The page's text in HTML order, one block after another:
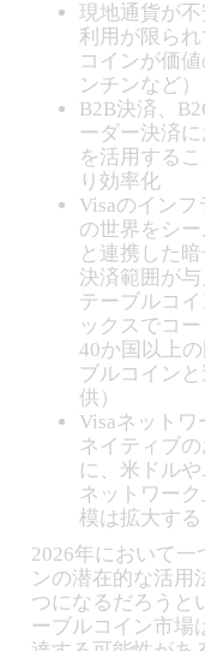
現地通貨が
利用が限ら
コインが価
ンチンなど）
B2B決済、
ーダー決済
を活用する
り効率化
Visaのイン
の世界をシ
と連携した
決済範囲が
テーブルコ
ックスでコ
40か国以上
ブルコイン
供）
Visaネット
ネイティブ
に、米ドル
ネットワー
模は拡大する
2026年において一
ンの潜在的な活用
つになるだろうと
ーブルコイン市場